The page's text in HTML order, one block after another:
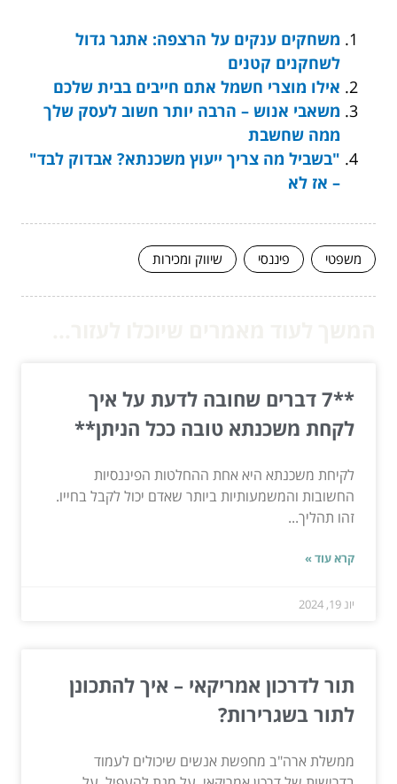
משחקים ענקים על הרצפה: אתגר גדול
לשחקנים קטנים
אילו מוצרי חשמל אתם חייבים בבית שלכם
משאבי אנוש – הרבה יותר חשוב לעסק שלך
ממה שחשבת
"בשביל מה צריך ייעוץ משכנתא? אבדוק לבד"
– אז לא
משפטי פיננסי שיווק ומכירות
**7 דברים שחובה לדעת על איך
לקחת משכנתא טובה ככל הניתן**
לקיחת משכנתא היא אחת ההחלטות הפיננסיות
החשובות והמשמעותיות ביותר שאדם יכול לקבל בחייו.
זהו תהליך...
קרא עוד »
יונ 19, 2024
תור לדרכון אמריקאי – איך להתכונן
לתור בשגרירות?
ממשלת ארה"ב מחפשת אנשים שיכולים לעמוד